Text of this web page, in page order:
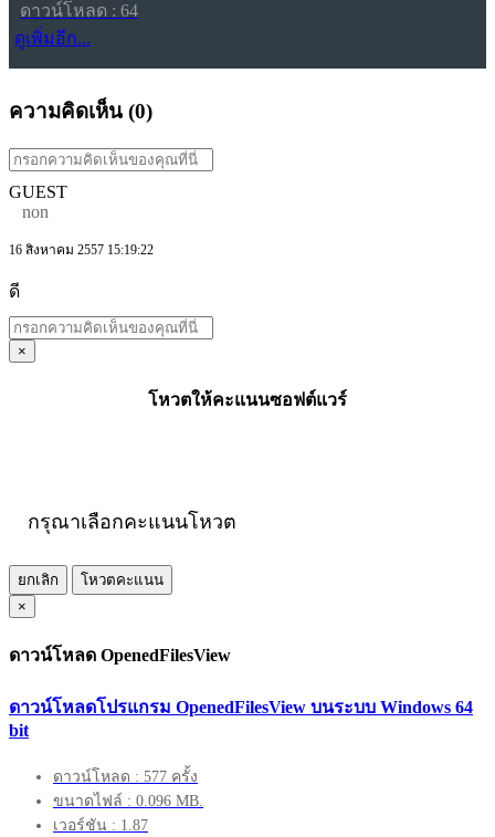
ดาวน์โหลด : 64
ดูเพิ่มอีก...
ความคิดเห็น (0)
GUEST
non
16 สิงหาคม 2557 15:19:22
ดี
×
โหวตให้คะแนนซอฟต์แวร์
กรุณาเลือกคะแนนโหวต
ยกเลิก
โหวตคะแนน
×
ดาวน์โหลด OpenedFilesView
ดาวน์โหลดโปรแกรม OpenedFilesView บนระบบ Windows 64
bit
ดาวน์โหลด : 577 ครั้ง
ขนาดไฟล์ : 0.096 MB.
เวอร์ชัน : 1.87